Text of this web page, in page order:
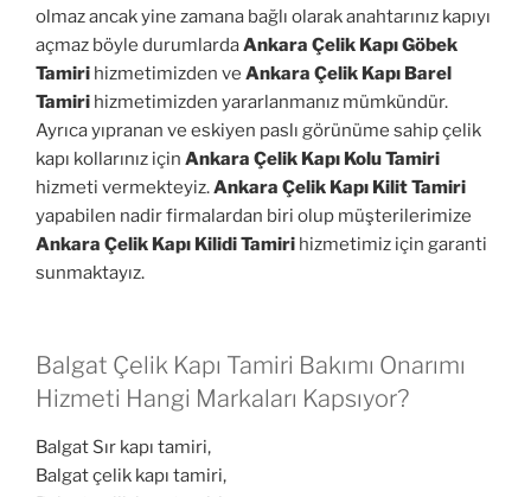
olmaz ancak yine zamana bağlı olarak anahtarınız kapıyı
açmaz böyle durumlardaAnkara Çelik Kapı Göbek
Tamiri hizmetimizden ve Ankara Çelik Kapı Barel
Tamiri hizmetimizden yararlanmanız mümkündür.
Ayrıca yıpranan ve eskiyen paslı görünüme sahip çelik
kapı kollarınız için Ankara Çelik Kapı Kolu Tamiri
hizmeti vermekteyiz.Ankara Çelik Kapı Kilit Tamiri
yapabilen nadir firmalardan biri olup müşterilerimize
Ankara Çelik Kapı Kilidi Tamiri hizmetimiz için garanti
sunmaktayız.
Balgat Çelik Kapı Tamiri Bakımı Onarımı
Hizmeti Hangi Markaları Kapsıyor?
Balgat Sır kapı tamiri,
Balgat çelik kapı tamiri,